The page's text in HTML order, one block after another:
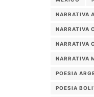
NARRATIVA
NARRATIVA
NARRATIVA
NARRATIVA
POESIA
POESIA